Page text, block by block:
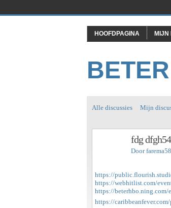
HOOFDPAGINA MIJN
Alle discussies Mijn
fdg
Door
https://
https://webhitlist.com/
https://beterhbo.ning.com/
https://